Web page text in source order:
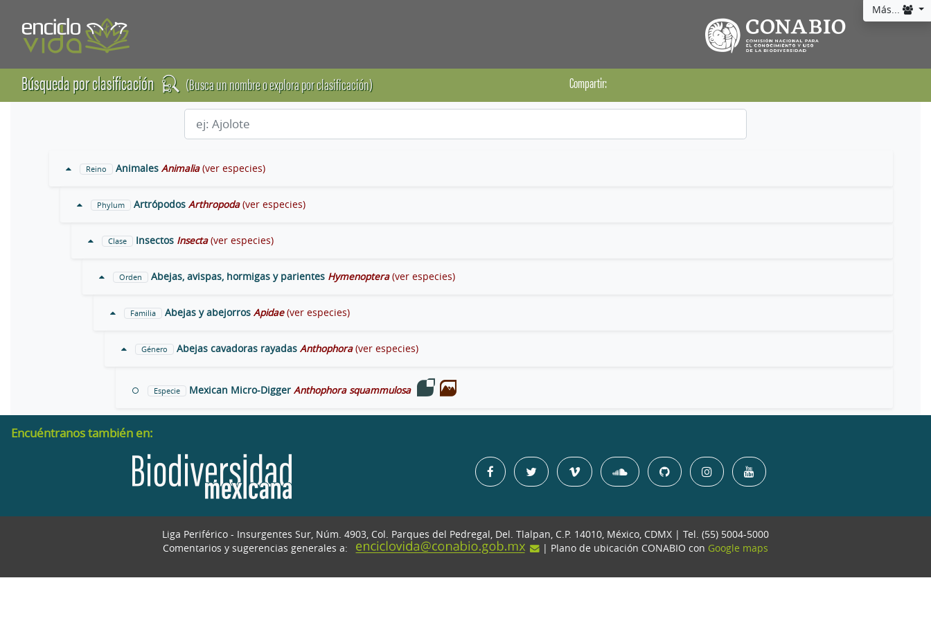
Más...
Búsqueda por clasificación (Busca un nombre o explora por clasificación) Compartir:
Reino Animales Animalia (ver especies)
Phylum Artrópodos Arthropoda (ver especies)
Clase Insectos Insecta (ver especies)
Orden Abejas, avispas, hormigas y parientes Hymenoptera (ver especies)
Familia Abejas y abejorros Apidae (ver especies)
Género Abejas cavadoras rayadas Anthophora (ver especies)
Especie Mexican Micro-Digger Anthophora squammulosa
Encuéntranos también en:
Liga Periférico - Insurgentes Sur, Núm. 4903, Col. Parques del Pedregal, Del. Tlalpan, C.P. 14010, México, CDMX | Tel. (55) 5004-5000
Comentarios y sugerencias generales a:
| Plano de ubicación CONABIO con Google maps